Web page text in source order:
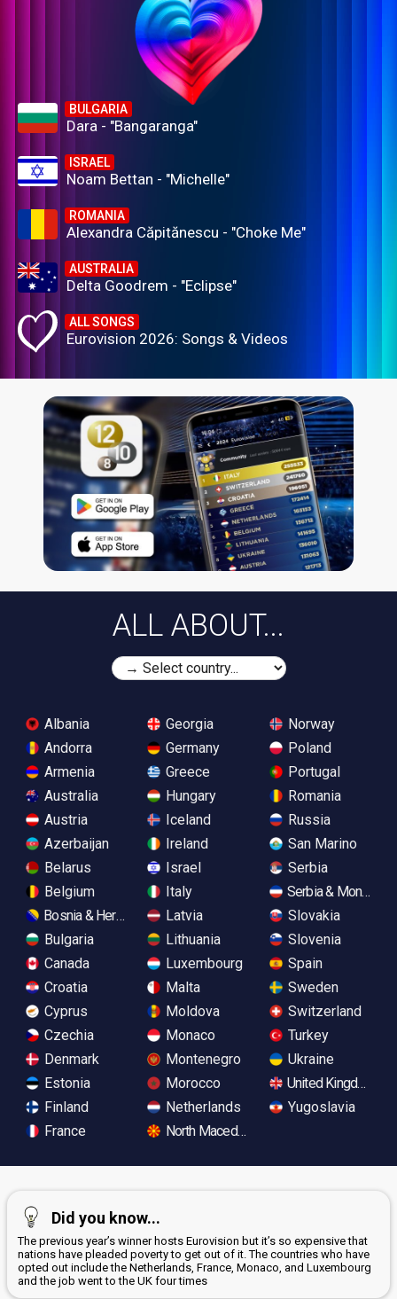
BULGARIA
Dara - "Bangaranga"
ISRAEL
Noam Bettan - "Michelle"
ROMANIA
Alexandra Căpitănescu - "Choke Me"
AUSTRALIA
Delta Goodrem - "Eclipse"
ALL SONGS
Eurovision 2026: Songs & Videos
ALL ABOUT...
Albania
Andorra
Armenia
Australia
Austria
Azerbaijan
Belarus
Belgium
Bosnia & Herzegovina
Bulgaria
Canada
Croatia
Cyprus
Czechia
Denmark
Estonia
Finland
France
Georgia
Germany
Greece
Hungary
Iceland
Ireland
Israel
Italy
Latvia
Lithuania
Luxembourg
Malta
Moldova
Monaco
Montenegro
Morocco
Netherlands
North Macedonia
Norway
Poland
Portugal
Romania
Russia
San Marino
Serbia
Serbia &
Slovakia
Slovenia
Spain
Sweden
Switzerland
Turkey
Ukraine
United Kingdom
Yugoslavia
Did you know...
The previous year’s winner hosts Eurovision but it’s so expensive that
nations have pleaded poverty to get out of it. The countries who have
opted out include the Netherlands, France, Monaco, and Luxembourg
and the job went to the UK four times